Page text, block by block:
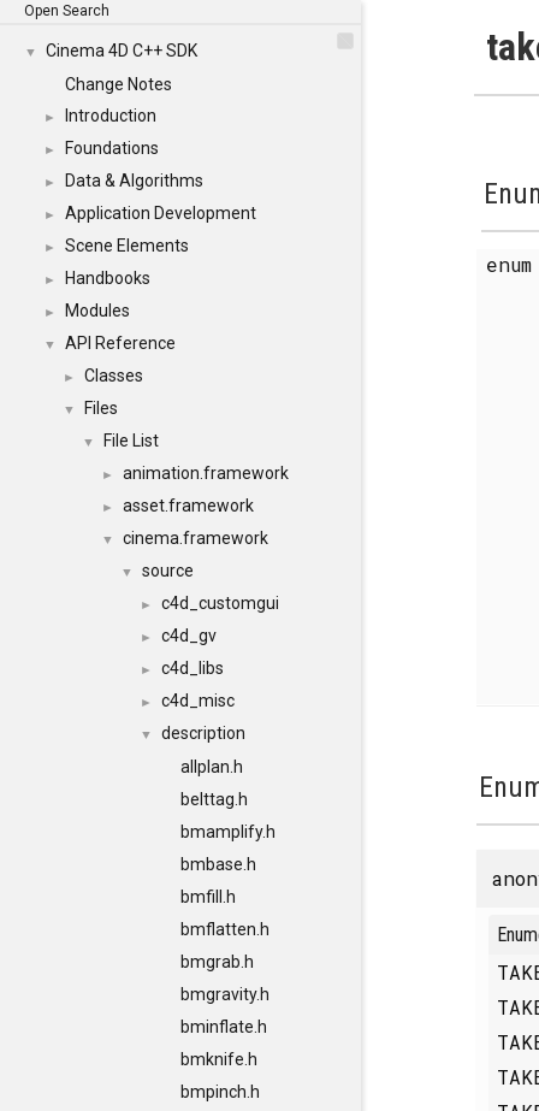
Open Search
▼
Cinema 4D C++ SDK
Change Notes
► Introduction
► Foundations
► Data & Algorithms
► Application Development
► Scene Elements
► Handbooks
► Modules
▼ API Reference
► Classes
▼ Files
▼ File List
► animation.framework
► asset.framework
▼ cinema.framework
▼ source
► c4d_customgui
► c4d_gv
► c4d_libs
► c4d_misc
▼
description
allplan.h
belttag.h
bmamplify.h
bmbase.h
bmfill.h
bmflatten.h
bmgrab.h
bmgravity.h
bminflate.h
bmknife.h
bmpinch.h